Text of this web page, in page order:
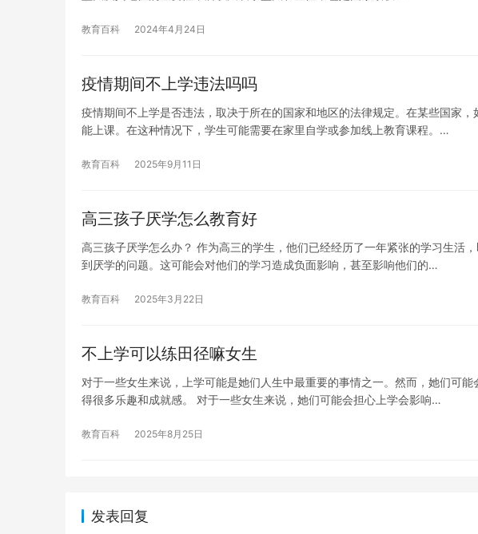
教育百科 2024年4月24日
疫情期间不上学违法吗吗
疫情期间不上学是否违法，取决于所在的国家和地区的法律规定。在某些国家
能上课。在这种情况下，学生可能需要在家里自学或参加线上教育课程。…
教育百科 2025年9月11日
高三孩子厌学怎么教育好
高三孩子厌学怎么办？ 作为高三的学生，他们已经经历了一年紧张的学习生活
到厌学的问题。这可能会对他们的学习造成负面影响，甚至影响他们的…
教育百科 2025年3月22日
不上学可以练田径嘛女生
对于一些女生来说，上学可能是她们人生中最重要的事情之一。然而，她们可
得很多乐趣和成就感。 对于一些女生来说，她们可能会担心上学会影响…
教育百科 2025年8月25日
发表回复